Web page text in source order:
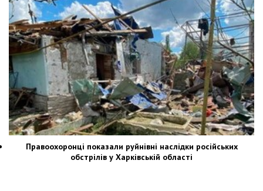
Правоохоронці показали руйнівні наслідки російських
обстрілів у Харківській області